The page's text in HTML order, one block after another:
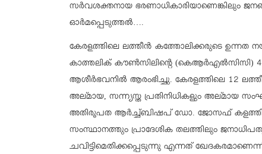
സര്‍വശക്തനായ ഭരണാധികാരിയാണെങ്കിലും
ഓര്‍മപ്പെടുത്തല്‍….
കേരളത്തിലെ ലത്തീന്‍ കത്തോലിക്കരുടെ ഉന്നത
കാത്തലിക് കൗണ്‍സിലിന്റെ (കെആര്‍എല്‍സിസി)
ആശീര്‍ഭവനില്‍ ആരംഭിച്ചു. കേരളത്തിലെ 12
അല്മായ, സന്ന്യസ്ത പ്രതിനിധികളും അല്മായ
അതിരൂപത ആര്‍ച്ച്ബിഷപ് ഡോ. ജോസഫ്
സംസ്ഥാനത്തും പ്രാദേശിക തലത്തിലും
ചവിട്ടിമെതിക്കപ്പെടുന്നു എന്നത്